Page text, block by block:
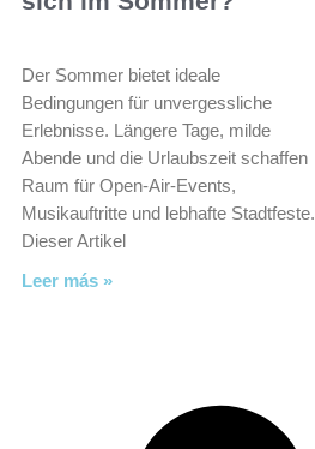
Der Sommer bietet ideale
Bedingungen für unvergessliche
Erlebnisse. Längere Tage, milde
Abende und die Urlaubszeit schaffen
Raum für Open-Air-Events,
Musikauftritte und lebhafte Stadtfeste.
Dieser Artikel
Leer más »